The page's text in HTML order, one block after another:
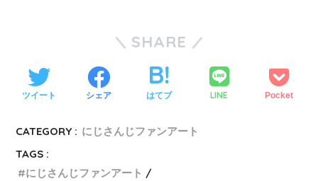
SHARE
ツイート シェア はてブ LINE Pocket
CATEGORY : にじさんじファンアート
TAGS :
にじさんじファンアート